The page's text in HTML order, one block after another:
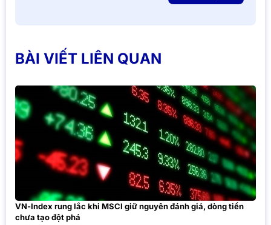
BÀI VIẾT LIÊN QUAN
VN-Index rung lắc khi MSCI giữ nguyên đánh giá, dòng tiền
chưa tạo đột phá